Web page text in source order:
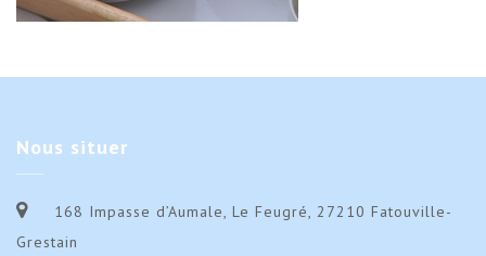
Nous situer
168 Impasse d’Aumale, Le Feugré, 27210 Fatouville-
Grestain